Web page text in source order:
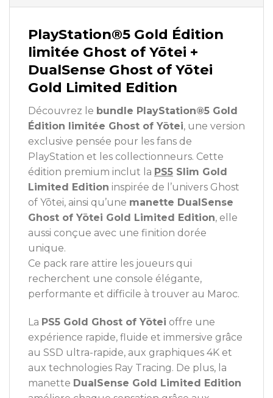
PlayStation®5 Gold Édition
limitée Ghost of Yōtei +
DualSense Ghost of Yōtei
Gold Limited Edition
Découvrez le bundle PlayStation®5 Gold
Édition limitée Ghost of Yōtei, une version
exclusive pensée pour les fans de
PlayStation et les collectionneurs. Cette
édition premium inclut la PS5 Slim Gold
Limited Edition inspirée de l’univers Ghost
of Yōtei, ainsi qu’une manette DualSense
Ghost of Yōtei Gold Limited Edition, elle
aussi conçue avec une finition dorée
unique.
Ce pack rare attire les joueurs qui
recherchent une console élégante,
performante et difficile à trouver au Maroc.
La PS5 Gold Ghost of Yōtei offre une
expérience rapide, fluide et immersive grâce
au SSD ultra-rapide, aux graphiques 4K et
aux technologies Ray Tracing. De plus, la
manette DualSense Gold Limited Edition